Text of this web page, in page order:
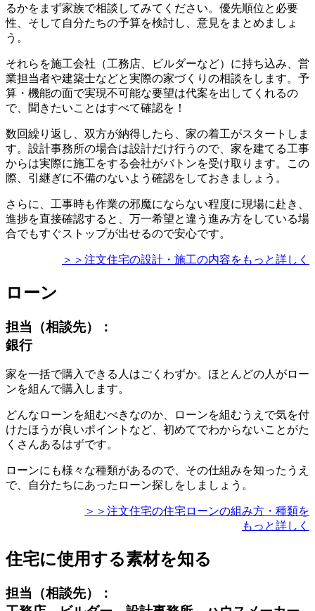
るかをまず家族で相談 してみてください。優先順位と必要
性、そして自分たちの予算を検討し、意見をまとめましょ
う。
それらを施工会社（工務店、ビルダーなど）に持ち込み、 営
業担当者や建築士などと実際の家づくりの相談をします。予
算・機能の面で実現不可能な要望は代案を出してくれるの
で、聞きたいことはすべて確認を！
数回繰り返し、 双方が納得したら、家の着工がスタート しま
す。設計事務所の場合は設計だけ行うので、家を建てる工事
からは実際に施工をする会社がバトンを受け取ります。この
際、引継ぎに不備のないよう確認をしておきましょう。
さらに、工事時も作業の邪魔にならない程度に現場に赴き、
進捗を直接確認すると、万一希望と違う進み方をしている場
合でもすぐストップが出せるので安心です。
＞＞注文住宅の設計・施工の内容をもっと詳しく
ローン
担当（相談先）：
銀行
家を一括で購入できる人はごくわずか。ほとんどの人がロー
ンを組んで購入します。
どんなローンを組むべきなのか、ローンを組むうえで気を付
けたほうが良いポイントなど 、初めてでわからないことがた
くさんあるはずです。
ローンにも様々な種類があるので、その仕組みを知ったうえ
で、自分たちにあったローン探しをしましょう。
＞＞注文住宅の住宅ローンの組み方・種類を
もっと詳しく
住宅に使用する素材を知る
担当（相談先）：